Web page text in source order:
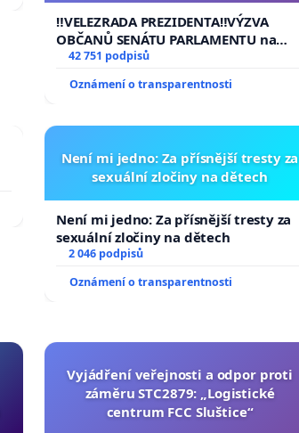
na přijetí usnesení k podání ústavní
žaloby na prezidenta republiky
‼️VELEZRADA PREZIDENTA‼️VÝZVA
OBČANŮ SENÁTU PARLAMENTU na
vyhlášení veřejného slyšení podle §
144 jednacího řádu Senátu k návrhu
na přijetí usnesení k podání ústavní
42 751 podpisů
Oznámení o transparentnosti
Není mi jedno: Za přísnější tresty za
sexuální zločiny na dětech
Není mi jedno: Za přísnější tresty za
sexuální zločiny na dětech
2 046 podpisů
Oznámení o transparentnosti
Vyjádření veřejnosti a odpor proti
záměru STC2879: „Logistické
centrum FCC Sluštice“